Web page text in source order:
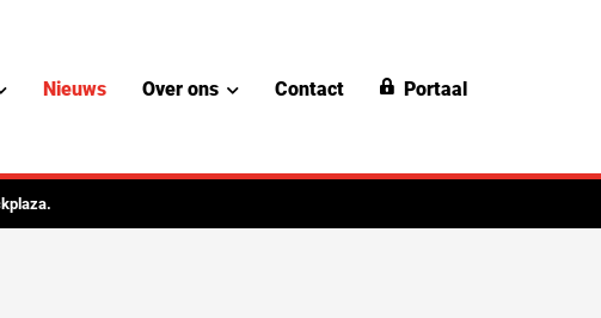
Nieuws Over ons Contact Portaal